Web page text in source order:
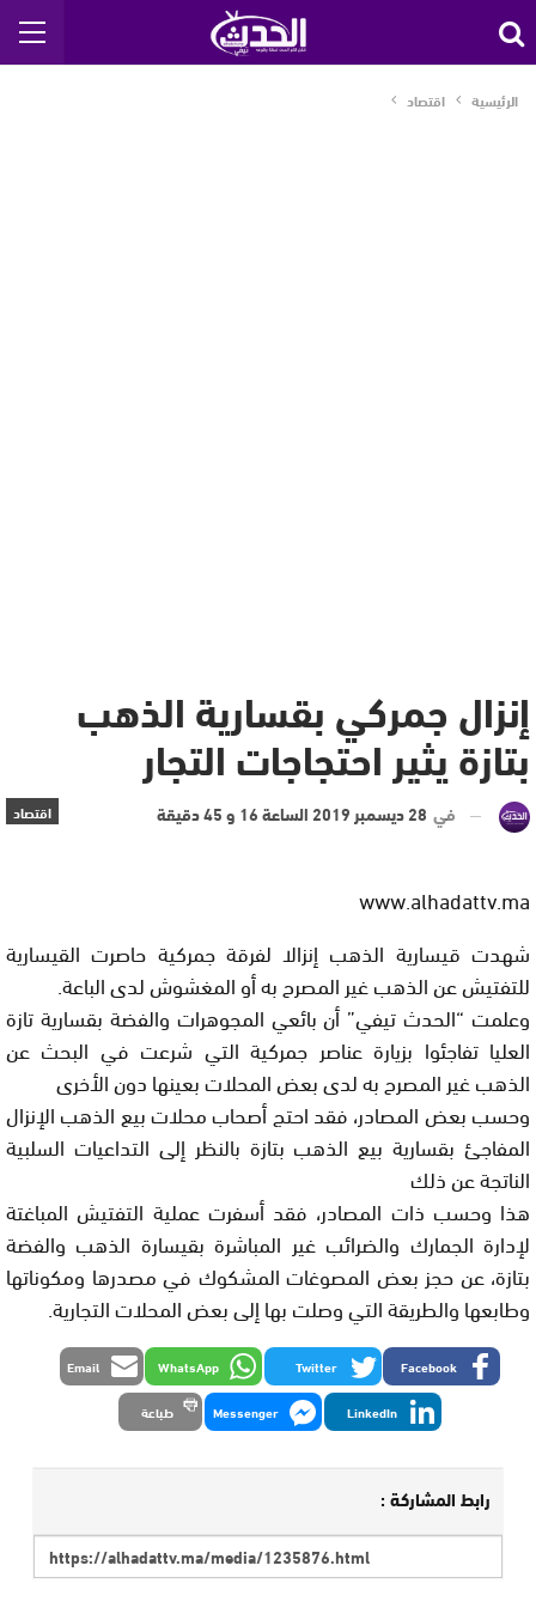
الرئيسية اقتصاد
إنزال جمركي بقسارية الذهب
بتازة يثير احتجاجات التجار
اقتصاد في 28 ديسمبر 2019 الساعة 16 و 45 دقيقة
www.alhadattv.ma
شهدت قيسارية الذهب إنزالا لفرقة جمركية حاصرت القيسارية
للتفتيش عن الذهب غير المصرح به أو المغشوش لدى الباعة.
وعلمت “الحدث تيفي” أن بائعي المجوهرات والفضة بقسارية تازة
العليا تفاجئوا بزيارة عناصر جمركية التي شرعت في البحث عن
الذهب غير المصرح به لدى بعض المحلات بعينها دون الأخرى
وحسب بعض المصادر، فقد احتج أصحاب محلات بيع الذهب الإنزال
المفاجئ بقسارية بيع الذهب بتازة بالنظر إلى التداعيات السلبية
الناتجة عن ذلك
هذا وحسب ذات المصادر، فقد أسفرت عملية التفتيش المباغتة
لإدارة الجمارك والضرائب غير المباشرة بقيسارة الذهب والفضة
بتازة، عن حجز بعض المصوغات المشكوك في مصدرها ومكوناتها
وطابعها والطريقة التي وصلت بها إلى بعض المحلات التجارية.
Facebook
Twitter
WhatsApp
Email
LinkedIn
Messenger طباعة
رابط المشاركة :